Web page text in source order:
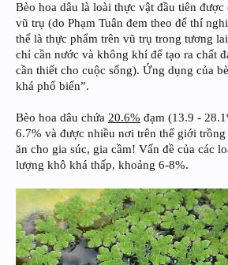
Bèo hoa dâu là loài thực vật đầu tiên
vũ trụ (do Phạm Tuân đem theo để thí
thể là thực phẩm trên vũ trụ trong tương
chỉ cần nước và không khí để tạo ra chất
cần thiết cho cuộc sống). Ứng dụng của
khá phổ biến”.
Bèo hoa dâu chứa 20.6% đạm (13.9 -
6.7% và được nhiều nơi trên thế giới
ăn cho gia súc, gia cầm! Vấn đề của các
lượng khô khá thấp, khoảng 6-8%.